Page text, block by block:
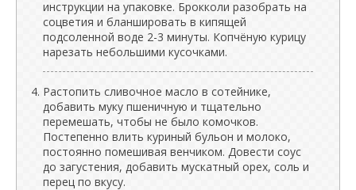
инструкции на упаковке. Брокколи разобрать на
соцветия и бланшировать в кипящей
подсоленной воде 2-3 минуты. Копчёную курицу
нарезать небольшими кусочками.
Растопить сливочное масло в сотейнике,
добавить муку пшеничную и тщательно
перемешать, чтобы не было комочков.
Постепенно влить куриный бульон и молоко,
постоянно помешивая венчиком. Довести соус
до загустения, добавить мускатный орех, соль и
перец по вкусу.